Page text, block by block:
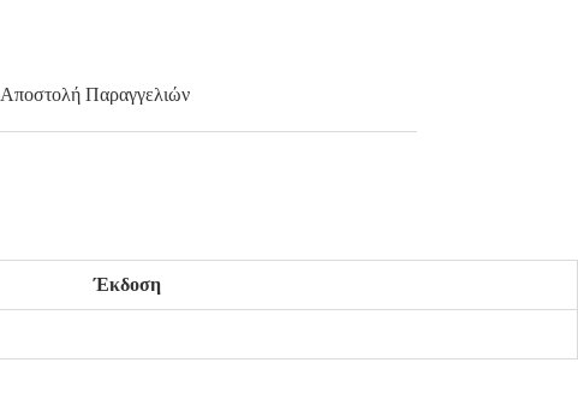
Αποστολή Παραγγελιών
Έκδοση